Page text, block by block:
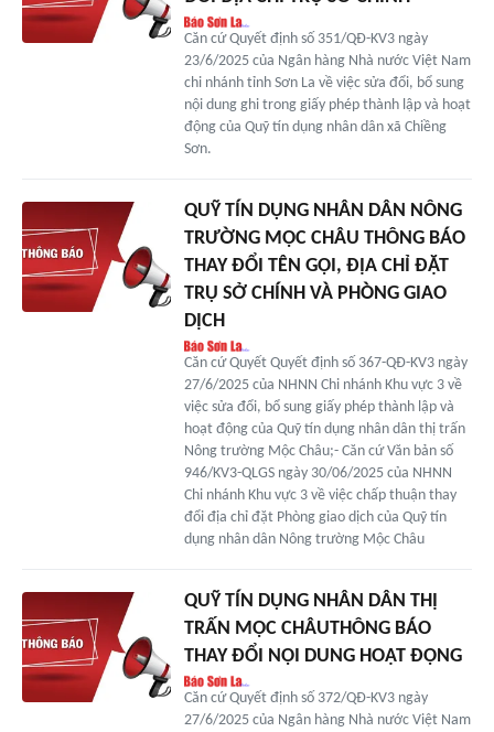
Căn cứ Quyết định số 351/QĐ-KV3 ngày
23/6/2025 của Ngân hàng Nhà nước Việt Nam
chi nhánh tỉnh Sơn La về việc sửa đổi, bổ sung
nội dung ghi trong giấy phép thành lập và hoạt
động của Quỹ tín dụng nhân dân xã Chiềng
Sơn.
QUỸ TÍN DỤNG NHÂN DÂN NÔNG
TRƯỜNG MỘC CHÂU THÔNG BÁO
THAY ĐỔI TÊN GỌI, ĐỊA CHỈ ĐẶT
TRỤ SỞ CHÍNH VÀ PHÒNG GIAO
DỊCH
Căn cứ Quyết Quyết định số 367-QĐ-KV3 ngày
27/6/2025 của NHNN Chi nhánh Khu vực 3 về
việc sửa đổi, bổ sung giấy phép thành lập và
hoạt động của Quỹ tín dụng nhân dân thị trấn
Nông trường Mộc Châu;- Căn cứ Văn bản số
946/KV3-QLGS ngày 30/06/2025 của NHNN
Chi nhánh Khu vực 3 về việc chấp thuận thay
đổi địa chỉ đặt Phòng giao dịch của Quỹ tín
dụng nhân dân Nông trường Mộc Châu
QUỸ TÍN DỤNG NHÂN DÂN THỊ
TRẤN MỘC CHÂUTHÔNG BÁO
THAY ĐỔI NỘI DUNG HOẠT ĐỘNG
Căn cứ Quyết định số 372/QĐ-KV3 ngày
27/6/2025 của Ngân hàng Nhà nước Việt Nam